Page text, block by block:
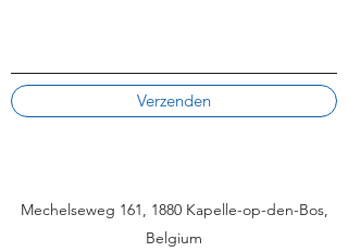
Verzenden
Mechelseweg 161, 1880 Kapelle-op-den-Bos,
Belgium